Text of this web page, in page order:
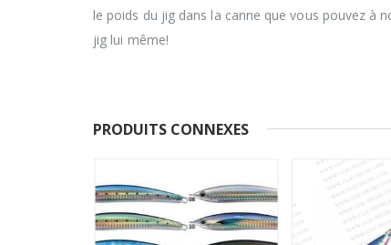
le poids du jig dans la canne que vous pouvez à
jig lui même!
PRODUITS CONNEXES